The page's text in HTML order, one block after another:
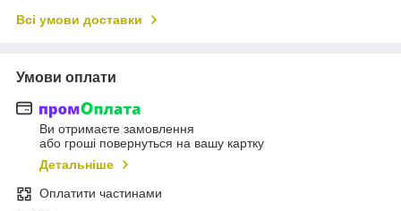
Всі умови доставки
Умови оплати
Ви отримаєте замовлення
або гроші повернуться на вашу картку
Детальніше
Оплатити частинами